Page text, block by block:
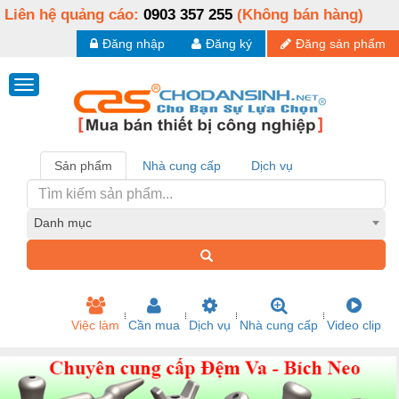
Liên hệ quảng cáo: 0903 357 255 (Không bán hàng)
Đăng sản phẩm
Đăng ký
Đăng nhập
Sản phẩm Nhà cung cấp Dịch vụ
Danh mục
Việc làm Cần mua Dịch vụ Nhà cung cấp Video clip